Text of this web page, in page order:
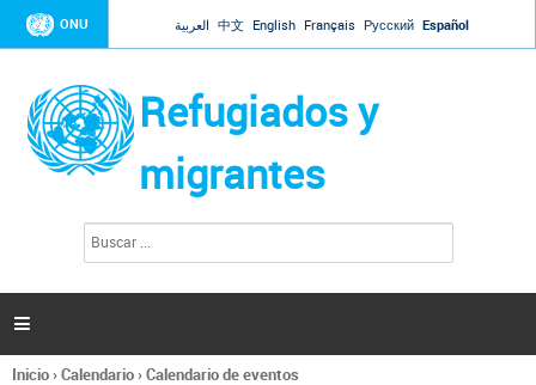
Jump to navigation
ONU العربية 中文 English Français Русский Español
Refugiados y
migrantes
l
s

Inicio›Calendario›Calendario de eventos